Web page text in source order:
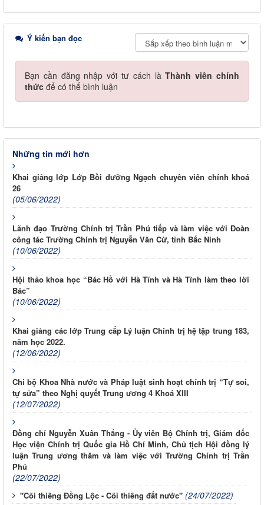
Ý kiến bạn đọc
Bạn cần đăng nhập với tư cách làThành viên chính
thức để có thể bình luận
Những tin mới hơn
Khai giảng lớp Lớp Bồi dưỡng Ngạch chuyên viên chính khoá
26
(05/06/2022)
Lãnh đạo Trường Chính trị Trần Phú tiếp và làm việc với Đoàn
công tác Trường Chính trị Nguyễn Văn Cừ, tỉnh Bắc Ninh
(10/06/2022)
Hội thảo khoa học “Bác Hồ với Hà Tĩnh và Hà Tĩnh làm theo lời
Bác”
(10/06/2022)
Khai giảng các lớp Trung cấp Lý luận Chính trị hệ tập trung 183,
năm học 2022.
(12/06/2022)
Chi bộ Khoa Nhà nước và Pháp luật sinh hoạt chính trị “Tự soi,
tự sửa” theo Nghị quyết Trung ương 4 Khoá XIII
(12/07/2022)
Đồng chí Nguyễn Xuân Thắng - Ủy viên Bộ Chính trị, Giám đốc
Học viện Chính trị Quốc gia Hồ Chí Minh, Chủ tịch Hội đồng lý
luận Trung ương thăm và làm việc với Trường Chính trị Trần
Phú
(22/07/2022)
"Cõi thiêng Đồng Lộc - Cõi thiêng đất nước" (24/07/2022)